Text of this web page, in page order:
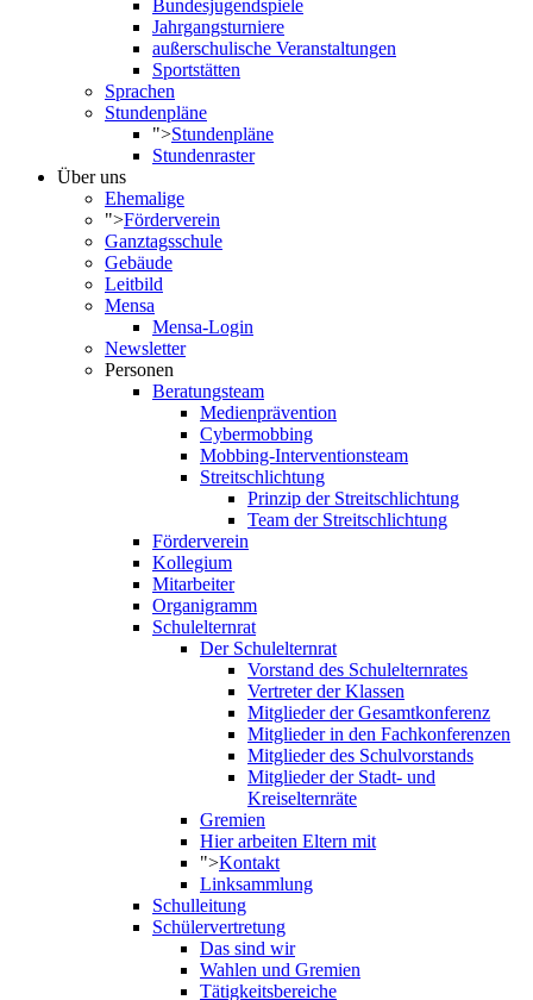
Bundesjugendspiele
Jahrgangsturniere
außerschulische Veranstaltungen
Sportstätten
Sprachen
Stundenpläne
">Stundenpläne
Stundenraster
Über uns
Ehemalige
">Förderverein
Ganztagsschule
Gebäude
Leitbild
Mensa
Mensa-Login
Newsletter
Personen
Beratungsteam
Medienprävention
Cybermobbing
Mobbing-Interventionsteam
Streitschlichtung
Prinzip der Streitschlichtung
Team der Streitschlichtung
Förderverein
Kollegium
Mitarbeiter
Organigramm
Schulelternrat
Der Schulelternrat
Vorstand des Schulelternrates
Vertreter der Klassen
Mitglieder der Gesamtkonferenz
Mitglieder in den Fachkonferenzen
Mitglieder des Schulvorstands
Mitglieder der Stadt- und
Kreiselternräte
Gremien
Hier arbeiten Eltern mit
">Kontakt
Linksammlung
Schulleitung
Schülervertretung
Das sind wir
Wahlen und Gremien
Tätigkeitsbereiche